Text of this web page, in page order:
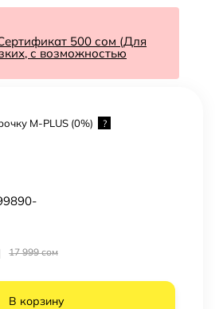
500 сом (Для
с возможностью
M-PLUS (0%) ?
17 999 сом
В корзину